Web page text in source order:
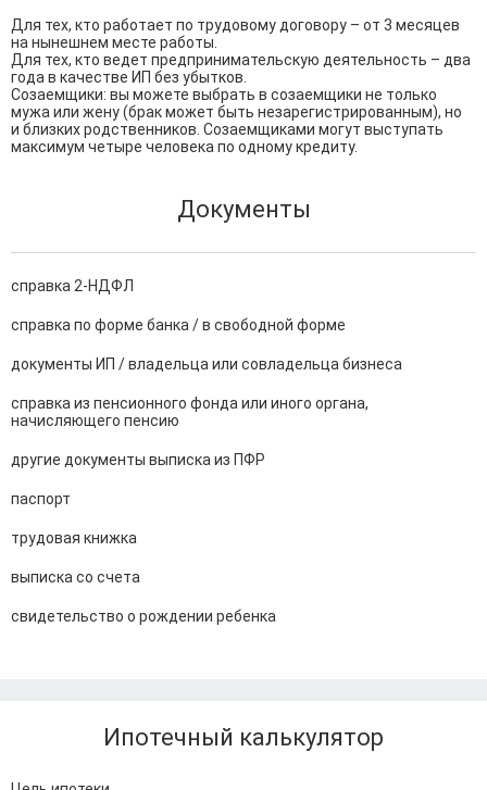
Для тех, кто работает по трудовому договору – от 3 месяцев
на нынешнем месте работы.
Для тех, кто ведет предпринимательскую деятельность – два
года в качестве ИП без убытков.
Созаемщики: вы можете выбрать в созаемщики не только
мужа или жену (брак может быть незарегистрированным), но
и близких родственников. Созаемщиками могут выступать
максимум четыре человека по одному кредиту.
Документы
справка 2-НДФЛ
справка по форме банка / в свободной форме
документы ИП / владельца или совладельца бизнеса
справка из пенсионного фонда или иного органа,
начисляющего пенсию
другие документы выписка из ПФР
паспорт
трудовая книжка
выписка со счета
свидетельство о рождении ребенка
Ипотечный калькулятор